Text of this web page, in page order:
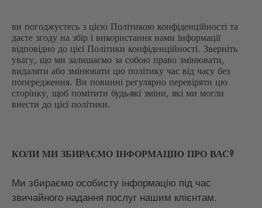
ви погоджуєтесь з цією Політикою конфіденційності та
даєте згоду на збір і використання нами інформації
відповідно до цієї Політики конфіденційності. Зверніть
увагу, що ми залишаємо за собою право змінювати,
видаляти або змінювати цю політику час від часу без
попередження. Ви повинні регулярно перевіряти цю
сторінку, щоб помітити будь-які зміни, які ми могли
внести до цієї політики.
КОЛИ МИ ЗБИРАЄМО ІНФОРМАЦІЮ ПРО ВАС?
Ми збираємо особисту інформацію під час
звичайного надання послуг нашим клієнтам.